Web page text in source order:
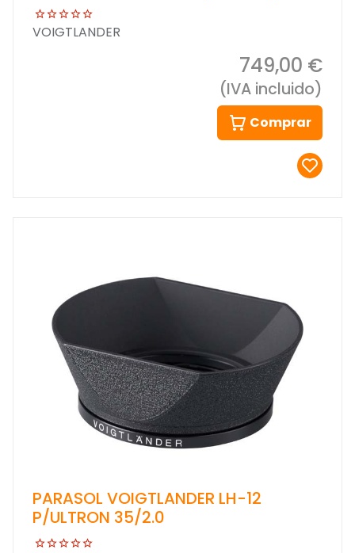
VOIGTLANDER
749,00 €
(IVA incluido)
Comprar
PARASOL VOIGTLANDER LH-12
P/ULTRON 35/2.0